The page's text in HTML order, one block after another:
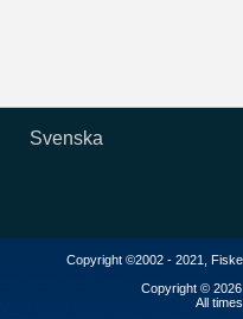
Svenska
Copyright ©2002 - 2021,
Copyright © 2026
All